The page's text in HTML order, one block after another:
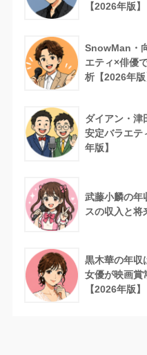
【2026年版】
SnowMan・
エティ×俳優
析【2026年版
ダイアン・津
安定バラエテ
年版】
武藤小麟の年
スの収入と将
黒木華の年収
女優が映画賞
【2026年版】